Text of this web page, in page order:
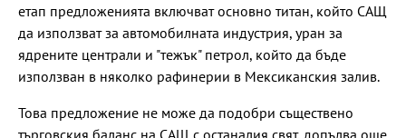
етап предложенията включват основно титан, който САЩ
да използват за автомобилната индустрия, уран за
ядрените централи и "тежък" петрол, който да бъде
използван в няколко рафинерии в Мексиканския залив.
Това предложение не може да подобри съществено
търговския баланс на САЩ с останалия свят, допълва още